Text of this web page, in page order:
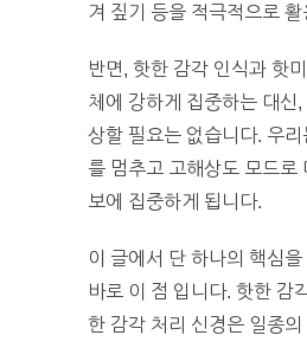
겨 짚기 등을 적극적으로 활
반면, 핫한 감각 인식과 핫
체에 강하게 집중하는 대신
상할 필요는 없습니다. 우
를 멈추고 고해상도 모드로
보에 집중하게 됩니다.
이 글에서 단 하나의 핵심
바로 이 점 입니다. 핫한 감
한 감각 처리 신경은 일종